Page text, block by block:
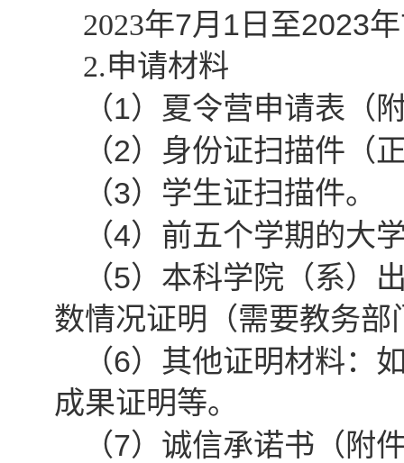
2023年7月 1 日至2023年
2.申请材料
（1）夏令营申请表（
（2）身份证扫描件（
（3）学生证扫描件。
（4）前五个学期的大
（5）本科学院（系）
数情况证明（需要教务部
（6）其他证明材料：
成果证明等。
（7）诚信承诺书（附